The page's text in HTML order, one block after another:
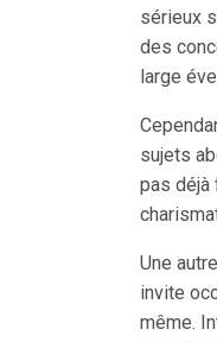
sérieux
des
large
sujets
pas déjà
Une
invite
même.